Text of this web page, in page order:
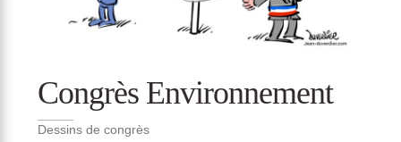
Congrès Environnement
Dessins de congrès